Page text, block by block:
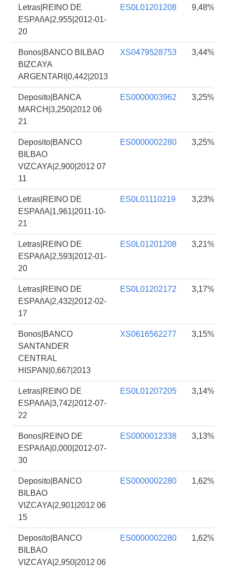
Letras|REINO DE
ESPAñA|2,955|2012-01-
20
ES0L01201208 9,48%
Bonos|BANCO BILBAO
BIZCAYA
ARGENTARI|0,442|2013
XS0479528753 3,44%
Deposito|BANCA
MARCH|3,250|2012 06
21
ES0000003962 3,25%
Deposito|BANCO
BILBAO
VIZCAYA|2,900|2012 07
11
ES0000002280 3,25%
Letras|REINO DE
ESPAñA|1,961|2011-10-
21
ES0L01110219 3,23%
Letras|REINO DE
ESPAñA|2,593|2012-01-
20
ES0L01201208 3,21%
Letras|REINO DE
ESPAñA|2,432|2012-02-
17
ES0L01202172 3,17%
Bonos|BANCO
SANTANDER
CENTRAL
HISPAN|0,667|2013
XS0616562277 3,15%
Letras|REINO DE
ESPAñA|3,742|2012-07-
22
ES0L01207205 3,14%
Bonos|REINO DE
ESPAñA|0,000|2012-07-
30
ES0000012338 3,13%
Deposito|BANCO
BILBAO
VIZCAYA|2,901|2012 06
15
ES0000002280 1,62%
Deposito|BANCO
BILBAO
VIZCAYA|2,950|2012 06
ES0000002280 1,62%